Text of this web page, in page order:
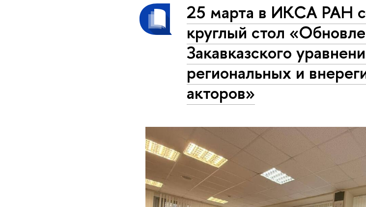
25 марта в ИКСА РАН
круглый стол
Закавказского
региональных и
акторов»